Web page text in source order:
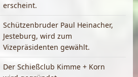
erscheint.
Schützenbruder Paul Heinacher,
Jesteburg, wird zum
Vizepräsidenten gewählt.
Der Schießclub Kimme + Korn